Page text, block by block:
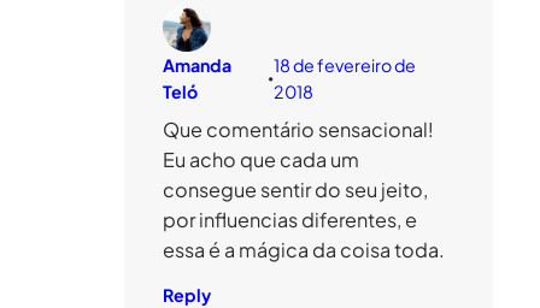
Amanda
Teló
•
18 de fevereiro de
2018
Que comentário sensacional!
Eu acho que cada um
consegue sentir do seu jeito,
por influencias diferentes, e
essa é a mágica da coisa toda.
Reply